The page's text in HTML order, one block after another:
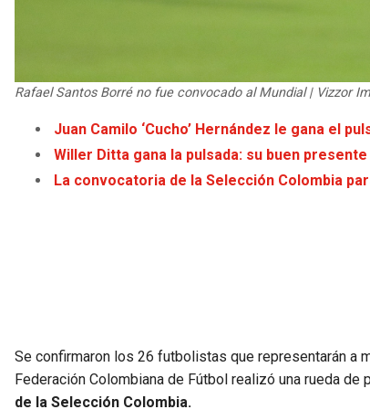
Rafael Santos Borré no fue convocado al Mundial | Vizzor
Juan Camilo ‘Cucho’ Hernández le gana el
Willer Ditta gana la pulsada: su buen
La convocatoria de la Selección Colombia
Se confirmaron los 26 futbolistas que representarán a
Federación Colombiana de Fútbol realizó una rueda de
de la Selección Colombia.